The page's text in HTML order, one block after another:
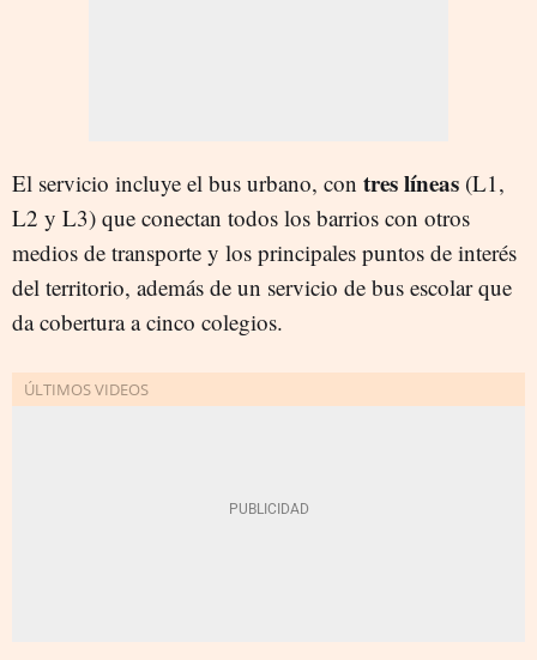
El servicio incluye el bus urbano, con tres líneas (L1,
L2 y L3) que conectan todos los barrios con otros
medios de transporte y los principales puntos de interés
del territorio, además de un servicio de bus escolar que
da cobertura a cinco colegios.